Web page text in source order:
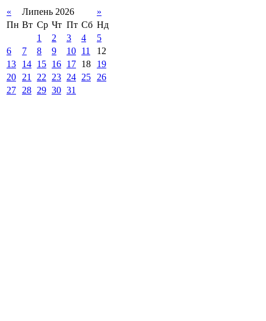
« Липень 2026
»
Пн Вт Ср Чт Пт Сб Нд
1
2 3 4
5
6
7 8 9 10 11
12
13
14 15 16 17 18
19
20
21 22 23 24 25
26
27
28 29 30 31